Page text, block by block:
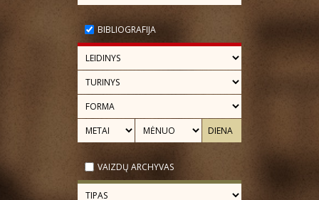
BIBLIOGRAFIJA
VAIZDŲ ARCHYVAS